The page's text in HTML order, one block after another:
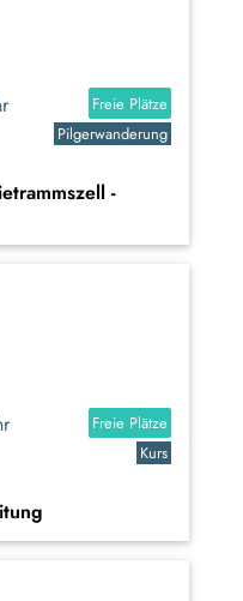
Freie Plätze
Pilgerwanderung
-
Freie Plätze
Kurs